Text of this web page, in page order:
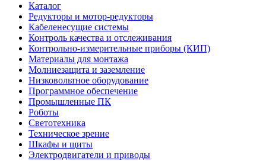
Каталог
Редукторы и мотор-редукторы
Кабеленесущие системы
Контроль качества и отслеживания
Контрольно-измерительные приборы (КИП)
Материалы для монтажа
Молниезащита и заземление
Низковольтное оборудование
Программное обеспечение
Промышленные ПК
Роботы
Светотехника
Техническое зрение
Шкафы и щиты
Электродвигатели и приводы